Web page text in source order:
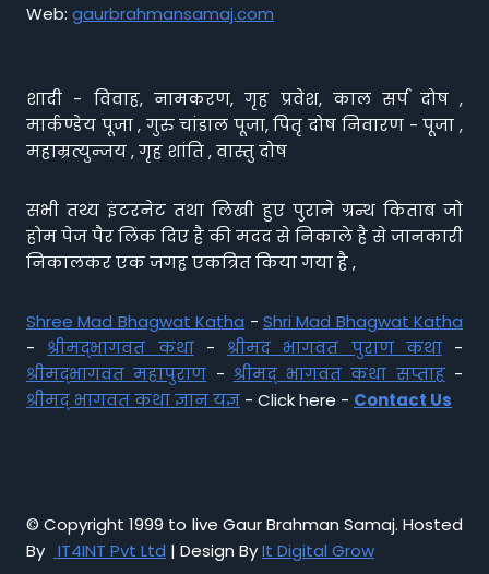
Web: gaurbrahmansamaj.com
शादी - विवाह, नामकरण, गृह प्रवेश, काल सर्प दोष ,
मार्कण्डेय पूजा , गुरु चांडाल पूजा, पितृ दोष निवारण - पूजा ,
महाम्रत्युन्जय , गृह शांति , वास्तु दोष
सभी तथ्य इंटरनेट तथा लिखी हुए पुराने ग्रन्थ किताब जो
होम पेज पैर लिंक दिए है की मदद से निकाले है से जानकारी
निकालकर एक जगह एकत्रित किया गया है ,
Shree Mad Bhagwat Katha - Shri Mad Bhagwat Katha
- श्रीमद्भागवत कथा- श्रीमद भागवत पुराण कथा-
श्रीमद्भागवत महापुराण - श्रीमद् भागवत कथा सप्ताह-
श्रीमद् भागवत कथा ज्ञान यज्ञ - Click here - Contact Us
© Copyright 1999 to live Gaur Brahman Samaj. Hosted
By IT4INT Pvt Ltd | Design ByIt Digital Grow